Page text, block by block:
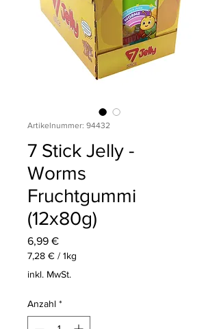
Artikelnummer: 94432
7 Stick Jelly -
Worms
Fruchtgummi
(12x80g)
6,99 €Preis
7,28 € / 1kg
7,28 €
pro
Kilogramm
inkl. MwSt.
Anzahl *